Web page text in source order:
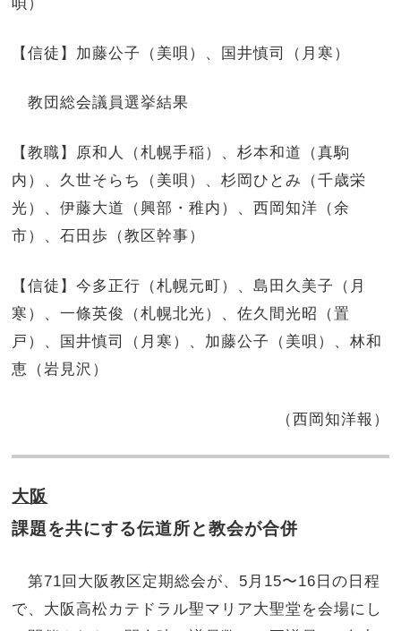
【信徒】加藤公子（美唄）、国井慎司（月寒）
教団総会議員選挙結果
【教職】原和人（札幌手稲）、杉本和道（真駒
内）、久世そらち（美唄）、杉岡ひとみ（千歳栄
光）、伊藤大道（興部・稚内）、西岡知洋（余
市）、石田歩（教区幹事）
【信徒】今多正行（札幌元町）、島田久美子（月
寒）、一條英俊（札幌北光）、佐久間光昭（置
戸）、国井慎司（月寒）、加藤公子（美唄）、林和
恵（岩見沢）
（西岡知洋報）
大阪
課題を共にする伝道所と教会が合併
第71回大阪教区定期総会が、5月15〜16日の日程
で、大阪高松カテドラル聖マリア大聖堂を会場にし